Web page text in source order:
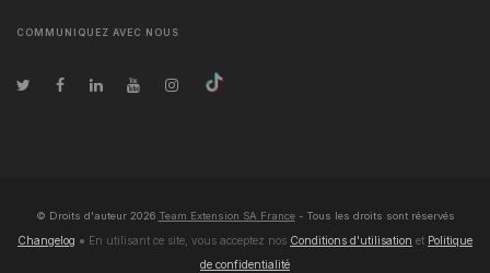
COMMUNIQUEZ AVEC NOUS
© Droits d'auteur 2026 Team Extension SA France- Tous les droits sont réservés
Changelog ● En utilisant ce site, vous acceptez nos Conditions d'utilisation et Politique
de confidentialité